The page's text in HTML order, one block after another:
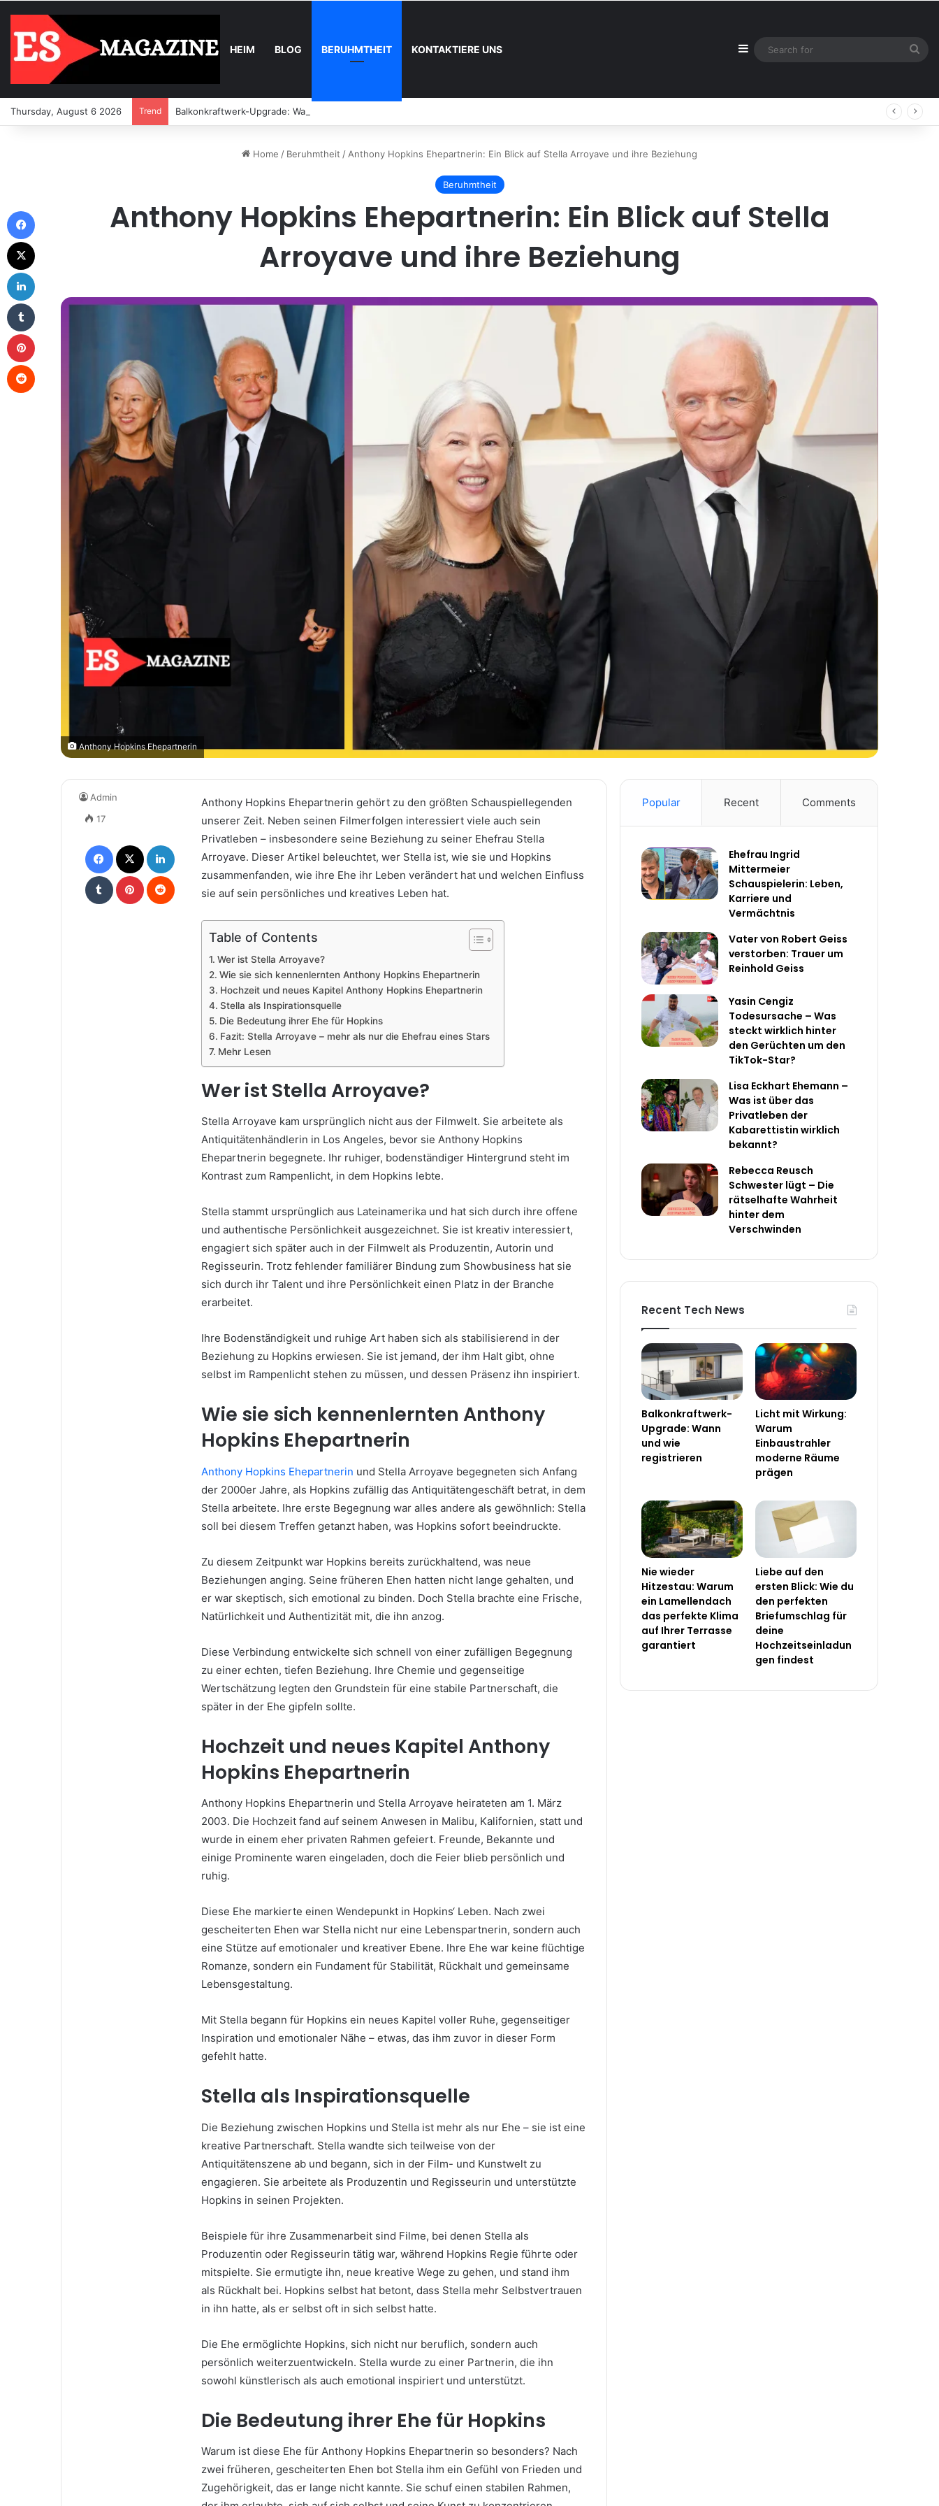
HEIM BLOG BERUHMTHEIT KONTAKTIERE UNS Sidebar
Thursday, August 6 2026 Trend Balkonkraftwerk-Upgrade: Wann und wie registrieren
Home / Beruhmtheit / Anthony Hopkins Ehepartnerin: Ein Blick auf Stella Arroyave und ihre Beziehung
Beruhmtheit
Anthony Hopkins Ehepartnerin: Ein Blick auf Stella
Arroyave und ihre Beziehung
Anthony Hopkins Ehepartnerin
Anthony Hopkins Ehepartnerin gehört zu den größten Schauspiellegenden
unserer Zeit. Neben seinen Filmerfolgen interessiert viele auch sein
Privatleben – insbesondere seine Beziehung zu seiner Ehefrau Stella
Arroyave. Dieser Artikel beleuchtet, wer Stella ist, wie sie und Hopkins
zusammenfanden, wie ihre Ehe ihr Leben verändert hat und welchen Einfluss
sie auf sein persönliches und kreatives Leben hat.
Table of Contents
Wer ist Stella Arroyave?
Wie sie sich kennenlernten Anthony Hopkins Ehepartnerin
Hochzeit und neues Kapitel Anthony Hopkins Ehepartnerin
Stella als Inspirationsquelle
Die Bedeutung ihrer Ehe für Hopkins
Fazit: Stella Arroyave – mehr als nur die Ehefrau eines Stars
Mehr Lesen
Wer ist Stella Arroyave?
Stella Arroyave kam ursprünglich nicht aus der Filmwelt. Sie arbeitete als
Antiquitätenhändlerin in Los Angeles, bevor sie Anthony Hopkins
Ehepartnerin begegnete. Ihr ruhiger, bodenständiger Hintergrund steht im
Kontrast zum Rampenlicht, in dem Hopkins lebte.
Stella stammt ursprünglich aus Lateinamerika und hat sich durch ihre offene
und authentische Persönlichkeit ausgezeichnet. Sie ist kreativ interessiert,
engagiert sich später auch in der Filmwelt als Produzentin, Autorin und
Regisseurin. Trotz fehlender familiärer Bindung zum Showbusiness hat sie
sich durch ihr Talent und ihre Persönlichkeit einen Platz in der Branche
erarbeitet.
Ihre Bodenständigkeit und ruhige Art haben sich als stabilisierend in der
Beziehung zu Hopkins erwiesen. Sie ist jemand, der ihm Halt gibt, ohne
selbst im Rampenlicht stehen zu müssen, und dessen Präsenz ihn inspiriert.
Wie sie sich kennenlernten Anthony
Hopkins Ehepartnerin
Anthony Hopkins Ehepartnerin und Stella Arroyave begegneten sich Anfang
der 2000er Jahre, als Hopkins zufällig das Antiquitätengeschäft betrat, in dem
Stella arbeitete. Ihre erste Begegnung war alles andere als gewöhnlich: Stella
soll bei diesem Treffen getanzt haben, was Hopkins sofort beeindruckte.
Zu diesem Zeitpunkt war Hopkins bereits zurückhaltend, was neue
Beziehungen anging. Seine früheren Ehen hatten nicht lange gehalten, und
er war skeptisch, sich emotional zu binden. Doch Stella brachte eine Frische,
Natürlichkeit und Authentizität mit, die ihn anzog.
Diese Verbindung entwickelte sich schnell von einer zufälligen Begegnung
zu einer echten, tiefen Beziehung. Ihre Chemie und gegenseitige
Wertschätzung legten den Grundstein für eine stabile Partnerschaft, die
später in der Ehe gipfeln sollte.
Hochzeit und neues Kapitel Anthony
Hopkins Ehepartnerin
Anthony Hopkins Ehepartnerin und Stella Arroyave heirateten am 1. März
2003. Die Hochzeit fand auf seinem Anwesen in Malibu, Kalifornien, statt und
wurde in einem eher privaten Rahmen gefeiert. Freunde, Bekannte und
einige Prominente waren eingeladen, doch die Feier blieb persönlich und
ruhig.
Diese Ehe markierte einen Wendepunkt in Hopkins‘ Leben. Nach zwei
gescheiterten Ehen war Stella nicht nur eine Lebenspartnerin, sondern auch
eine Stütze auf emotionaler und kreativer Ebene. Ihre Ehe war keine flüchtige
Romanze, sondern ein Fundament für Stabilität, Rückhalt und gemeinsame
Lebensgestaltung.
Mit Stella begann für Hopkins ein neues Kapitel voller Ruhe, gegenseitiger
Inspiration und emotionaler Nähe – etwas, das ihm zuvor in dieser Form
gefehlt hatte.
Stella als Inspirationsquelle
Die Beziehung zwischen Hopkins und Stella ist mehr als nur Ehe – sie ist eine
kreative Partnerschaft. Stella wandte sich teilweise von der
Antiquitätenszene ab und begann, sich in der Film- und Kunstwelt zu
engagieren. Sie arbeitete als Produzentin und Regisseurin und unterstützte
Hopkins in seinen Projekten.
Beispiele für ihre Zusammenarbeit sind Filme, bei denen Stella als
Produzentin oder Regisseurin tätig war, während Hopkins Regie führte oder
mitspielte. Sie ermutigte ihn, neue kreative Wege zu gehen, und stand ihm
als Rückhalt bei. Hopkins selbst hat betont, dass Stella mehr Selbstvertrauen
in ihn hatte, als er selbst oft in sich selbst hatte.
Die Ehe ermöglichte Hopkins, sich nicht nur beruflich, sondern auch
persönlich weiterzuentwickeln. Stella wurde zu einer Partnerin, die ihn
sowohl künstlerisch als auch emotional inspiriert und unterstützt.
Die Bedeutung ihrer Ehe für Hopkins
Warum ist diese Ehe für Anthony Hopkins Ehepartnerin so besonders? Nach
zwei früheren, gescheiterten Ehen bot Stella ihm ein Gefühl von Frieden und
Zugehörigkeit, das er lange nicht kannte. Sie schuf einen stabilen Rahmen,
Admin
17
Facebook LinkedIn
Tumblr Pinterest
Popular Recent Comments
Ehefrau Ingrid
Mittermeier
Schauspielerin: Leben,
Karriere und
Vermächtnis
Vater von Robert Geiss
verstorben: Trauer um
Reinhold Geiss
Yasin Cengiz
Todesursache – Was
steckt wirklich hinter
den Gerüchten um den
TikTok-Star?
Lisa Eckhart Ehemann –
Was ist über das
Privatleben der
Kabarettistin wirklich
bekannt?
Rebecca Reusch
Schwester lügt – Die
rätselhafte Wahrheit
hinter dem
Verschwinden
Recent Tech News
Balkonkraftwerk-
Upgrade: Wann
und wie
registrieren
Licht mit Wirkung:
Warum
Einbaustrahler
moderne Räume
prägen
Nie wieder
Hitzestau: Warum
ein Lamellendach
das perfekte Klima
auf Ihrer Terrasse
garantiert
Liebe auf den
ersten Blick: Wie du
den perfekten
Briefumschlag für
deine
Hochzeitseinladun
gen findest
Tumblr